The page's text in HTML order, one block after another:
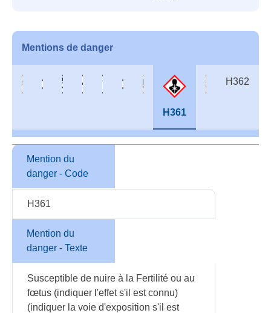
Mentions de danger
H361
H362
Mention du
danger - Code
H361
Mention du
danger - Texte
Susceptible de nuire à la Fertilité ou au
fœtus (indiquer l'effet s'il est connu)
(indiquer la voie d'exposition s'il est